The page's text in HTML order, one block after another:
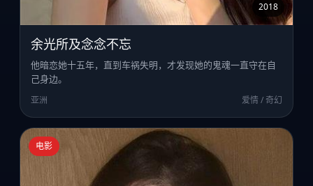
2018
余光所及念念不忘
他暗恋她十五年，直到车祸失明，才发现她的鬼魂一直守在自
己身边。
亚洲 爱情 / 奇幻
电影